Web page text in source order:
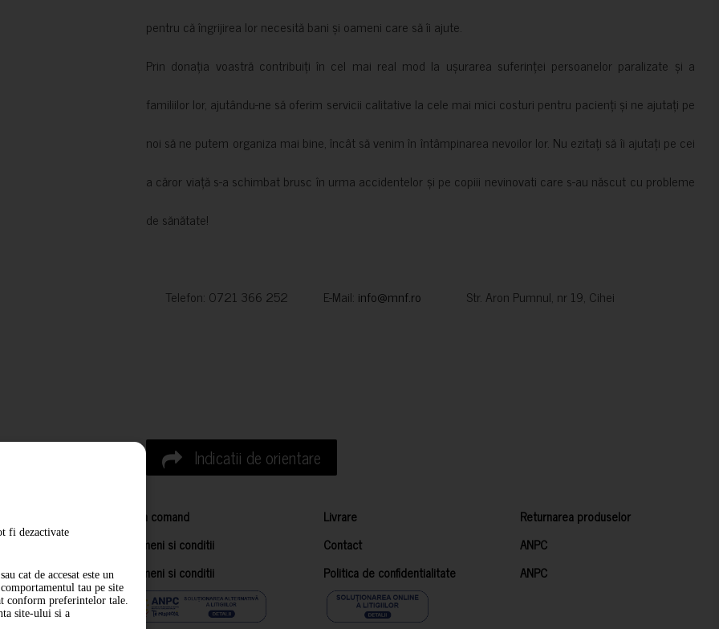
pentru că îngrijirea lor necesită bani și oameni care să îi ajute.
Prin donația voastră contribuiți în cel mai real mod la ușurarea suferinței persoanelor paralizate și a
familiilor lor, ajutându-ne să oferim servicii calitative la cele mai mici costuri pentru pacienți și ne ajutați pe
noi să ne putem organiza mai bine, încât să venim în întâmpinarea nevoilor lor. Nu ezitați să îi ajutați pe cei
a căror viață s-a schimbat brusc în urma accidentelor și pe copiii nevinovati care s-au născut cu probleme
de sănătate!
Telefon: 0721 366 252 E-Mail: info@mnf.ro Str. Aron Pumnul, nr 19, Cihei
Indicatii de orientare
Cum comand Livrare
Returnarea produselor
Termeni si conditii
Contact
ANPC
Termeni si conditii
Politica de confidentialitate ANPC
fi dezactivate
cat de accesat este un
tau pe site
conform preferintelor tale.
site-ului si a